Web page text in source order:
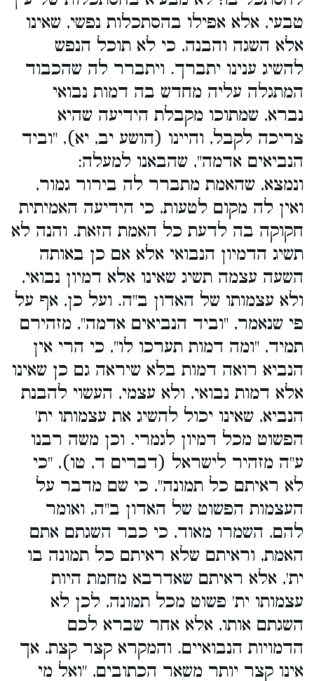
טבעי, אלא אפילו בהסתכלות נפשי, שאינו
אלא השגה והבנה, כי לא תוכל הנפש
להשיג ענינו יתברך. ויתברר לה שהכבוד
המתגלה עליה מחדש בה דמות נבואי
נברא, שמתוכו מקבלת הידיעה שהיא
צריכה לקבל, והיינו (הושע יב, יא), "וביד
הנביאים אדמה", שהבאנו למעלה:
ונמצא, שהאמת מתברר לה בירור גמור,
ואין לה מקום לטעות, כי הידיעה האמיתית
חקוקה בה לדעת כל האמת הזאת. והנה לא
תשיג הדמיון הנבואי אלא אם כן באותה
השעה עצמה תשיג שאינו אלא דמיון נבואי,
ולא עצמותו של האדון ב"ה. ועל כן, אף על
פי שנאמר, "וביד הנביאים אדמה", מזהירם
תמיד, "ומה דמות תערכו לו", כי הרי אין
הנביא רואה דמות בלא שיראה גם כן שאינו
אלא דמות נבואי, ולא עצמי, העשוי להבנת
הנביא, שאינו יכול להשיג את עצמותו ית'
הפשוט מכל דמיון לגמרי. וכן משה רבנו
ע"ה מזהיר לישראל (דברים ד, טו), "כי
לא ראיתם כל תמונה", כי שם מדבר על
העצמות הפשוט של האדון ב"ה, ואומר
להם, השמרו מאוד, כי כבר השגתם אתם
האמת, וראיתם שלא ראיתם כל תמונה בו
ית', אלא ראיתם שאדרבא מחמת היות
עצמותו ית' פשוט מכל תמונה, לכן לא
השגתם אותו, אלא אחר שברא לכם
הדמויות הנבואיים. והמקרא קצר קצת, אך
אינו קצר יותר משאר הכתובים, "ואל מי